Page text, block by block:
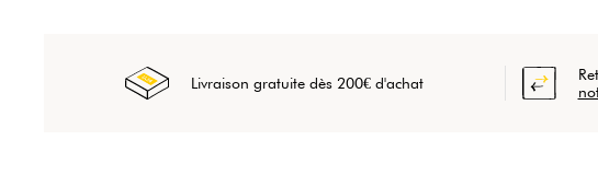
Livraison gratuite dès 200€ d'achat